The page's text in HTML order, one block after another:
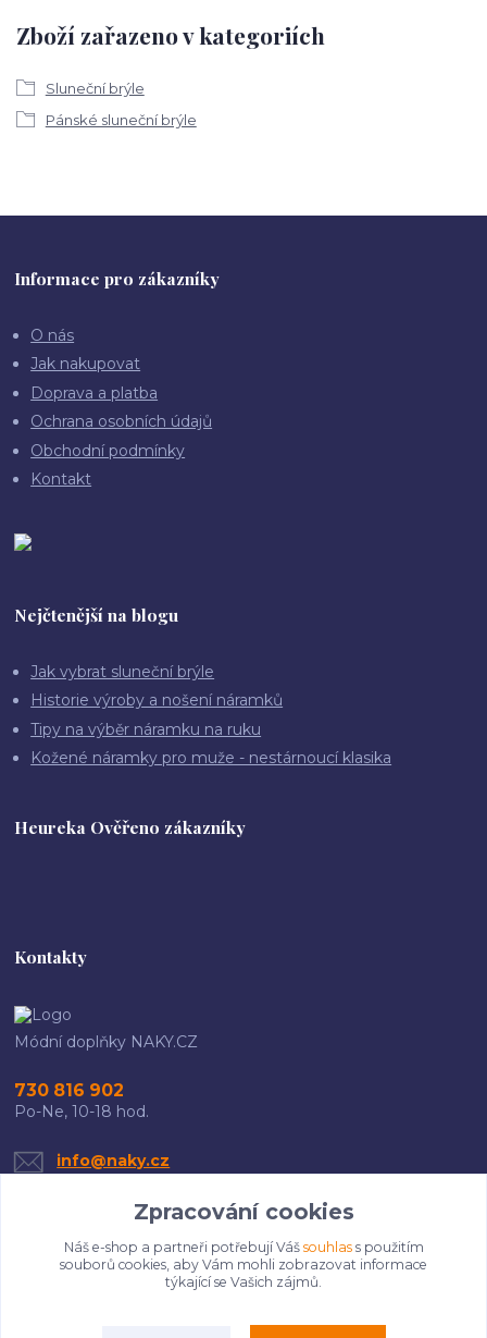
Zboží zařazeno v kategoriích
Sluneční brýle
Pánské sluneční brýle
Informace pro zákazníky
O nás
Jak nakupovat
Doprava a platba
Ochrana osobních údajů
Obchodní podmínky
Kontakt
Nejčtenější na blogu
Jak vybrat sluneční brýle
Historie výroby a nošení náramků
Tipy na výběr náramku na ruku
Kožené náramky pro muže - nestárnoucí klasika
Heureka Ověřeno zákazníky
Kontakty
Módní doplňky NAKY.CZ
730 816 902
Po-Ne, 10-18 hod.
info@naky.cz
Upravit sběr cookies.
Zpracování cookies
Náš e-shop a partneři potřebují Váš souhlass použitím
souborů cookies, aby Vám mohli zobrazovat informace
týkající se Vašich zájmů.